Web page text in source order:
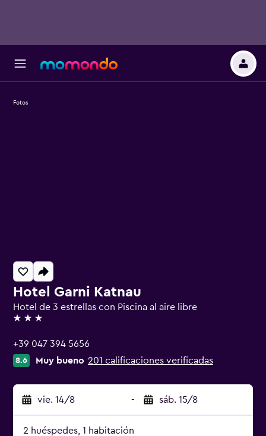
Hotel Garni Katnau
Hotel de 3 estrellas con Piscina al aire libre
3 estrellas
+39 047 394 5656
8.6 Muy bueno 201 calificaciones verificadas
vie. 14/8 - sáb. 15/8
2 huéspedes, 1 habitación
Fotos